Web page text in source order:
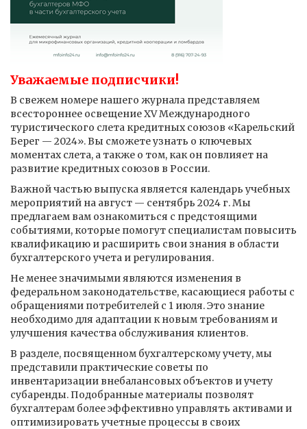
Уважаемые подписчики!
В свежем номере нашего журнала представляем
всестороннее освещение XV Международного
туристического слета кредитных союзов «Карельский
Берег — 2024». Вы сможете узнать о ключевых
моментах слета, а также о том, как он повлияет на
развитие кредитных союзов в России.
Важной частью выпуска является календарь учебных
мероприятий на август — сентябрь 2024 г. Мы
предлагаем вам ознакомиться с предстоящими
событиями, которые помогут специалистам повысить
квалификацию и расширить свои знания в области
бухгалтерского учета и регулирования.
Не менее значимыми являются изменения в
федеральном законодательстве, касающиеся работы с
обращениями потребителей с 1 июля. Это знание
необходимо для адаптации к новым требованиям и
улучшения качества обслуживания клиентов.
В разделе, посвященном бухгалтерскому учету, мы
представили практические советы по
инвентаризации внебалансовых объектов и учету
субаренды. Подобранные материалы позволят
бухгалтерам более эффективно управлять активами и
оптимизировать учетные процессы в своих